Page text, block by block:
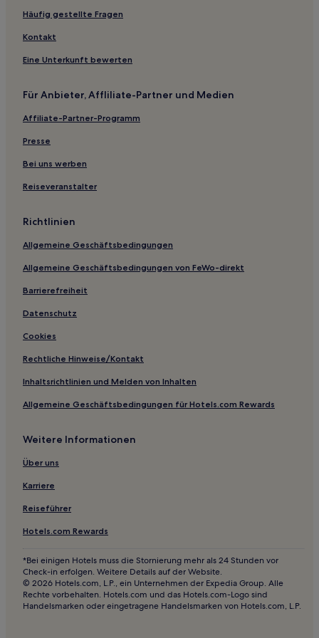
Haustierfreundliche in Kanfanar
Haustierfreundliche in Rovinjsko Selo
Hotels mit Parkplatz in Sveti Petar u Šumi
Haustierfreundliche in Motovun
Familien in Motovun
Hotels mit Parkplatz in Istrien
Hotels mit Pool in Istrien
Luxus in Istrien
Hotels mit Fitnessbereich in Istrien
Hotels mit Pool in Zminj
Hotels mit inbegriffenem Frühstück in Labin
Haustierfreundliche in Labin
Luxus in Bale
Hotels mit Parkplatz in Sumber
Hotels mit Pool in Kujići
Haustierfreundliche in Prkačini
Buzet Hotels
Krbune Hotels
Skitača Hotels
Rakalj Hotels
Kircija Hotels
Vodnjan Hotels
Hotels nahe Pula
Previž Hotels
Hotels nahe Strand Girandella
Häufig gestellte Fragen
Kontakt
Eine Unterkunft bewerten
Für Anbieter, Affliliate-Partner und Medien
Affiliate-Partner-Programm
Presse
Bei uns werben
Reiseveranstalter
Richtlinien
Allgemeine Geschäftsbedingungen
Allgemeine Geschäftsbedingungen von FeWo-direkt
Barrierefreiheit
Datenschutz
Cookies
Rechtliche Hinweise/Kontakt
Inhaltsrichtlinien und Melden von Inhalten
Allgemeine Geschäftsbedingungen für Hotels.com Rewards
Weitere Informationen
Über uns
Karriere
Reiseführer
Hotels.com Rewards
*Bei einigen Hotels muss die Stornierung mehr als 24 Stunden vor
Check-in erfolgen. Weitere Details auf der Website.
© 2026 Hotels.com, L.P., ein Unternehmen der Expedia Group. Alle
Rechte vorbehalten. Hotels.com und das Hotels.com-Logo sind
Handelsmarken oder eingetragene Handelsmarken von Hotels.com, L.P.